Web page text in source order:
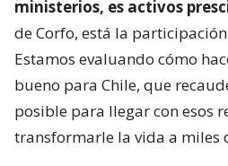
ministerios, es activos
de Corfo, está la
Estamos evaluando cómo
bueno para Chile, que
posible para llegar con esos
transformarle la vida a miles